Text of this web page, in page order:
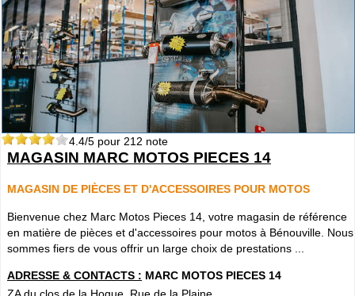
4.4/5 pour 212 note
MAGASIN MARC MOTOS PIECES 14
MAGASIN DE PIÈCES ET D'ACCESSOIRES POUR MOTOS
Bienvenue chez Marc Motos Pieces 14, votre magasin de référence
en matière de pièces et d'accessoires pour motos à Bénouville. Nous
sommes fiers de vous offrir un large choix de prestations ...
ADRESSE & CONTACTS : MARC MOTOS PIECES 14